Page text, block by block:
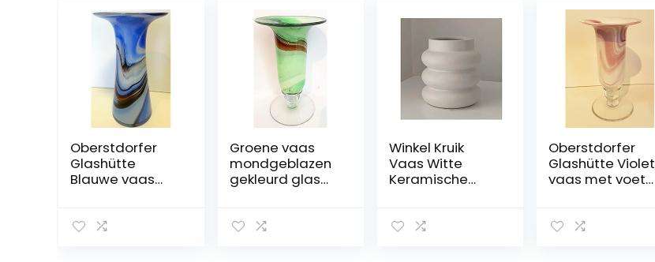
Oberstdorfer
Glashütte
Blauwe vaas
gekleurd glazen
Groene vaas
mondgeblazen
gekleurd glas
bloemenvaas
Winkel Kruik
Vaas Witte
Keramische
Woonkamer
Oberstdorfer
Glashütte Violet
vaas met voet
glazen vaas